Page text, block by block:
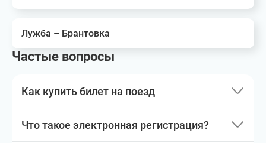
Лужба – Брантовка
Частые вопросы
Как купить билет на поезд
Что такое электронная регистрация?